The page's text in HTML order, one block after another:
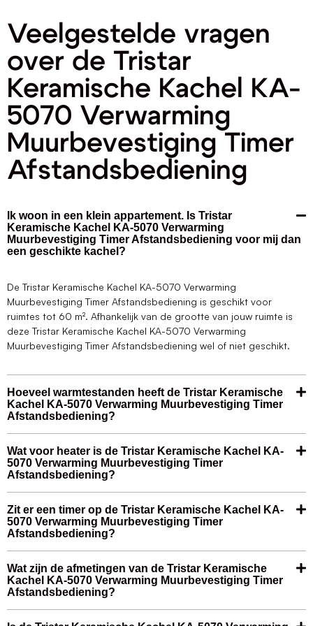
Veelgestelde vragen
over de Tristar
Keramische Kachel KA-
5070 Verwarming
Muurbevestiging Timer
Afstandsbediening
Ik woon in een klein appartement. Is Tristar
Keramische Kachel KA-5070 Verwarming
Muurbevestiging Timer Afstandsbediening voor mij dan
een geschikte kachel?
De Tristar Keramische Kachel KA-5070 Verwarming
Muurbevestiging Timer Afstandsbediening is geschikt voor
ruimtes tot 60 m². Afhankelijk van de grootte van jouw ruimte is
deze Tristar Keramische Kachel KA-5070 Verwarming
Muurbevestiging Timer Afstandsbediening wel of niet geschikt.
Hoeveel warmtestanden heeft de Tristar Keramische
Kachel KA-5070 Verwarming Muurbevestiging Timer
Afstandsbediening?
Wat voor heater is de Tristar Keramische Kachel KA-
5070 Verwarming Muurbevestiging Timer
Afstandsbediening?
Zit er een timer op de Tristar Keramische Kachel KA-
5070 Verwarming Muurbevestiging Timer
Afstandsbediening?
Wat zijn de afmetingen van de Tristar Keramische
Kachel KA-5070 Verwarming Muurbevestiging Timer
Afstandsbediening?